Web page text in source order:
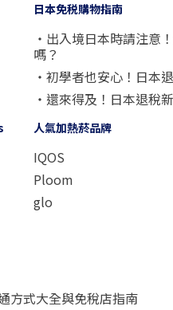
日本免税購物指南
・出入境日本時請注意
嗎？
・初學者也安心！日本
・還來得及！日本退稅
人氣加熱菸品牌
IQOS
Ploom
glo
方式大全與免稅店指南